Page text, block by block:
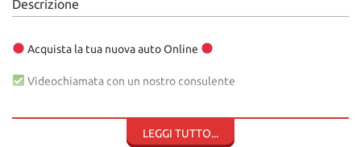
Descrizione
Acquista la tua nuova auto Online
Videochiamata con un nostro consulente
LEGGI TUTTO...